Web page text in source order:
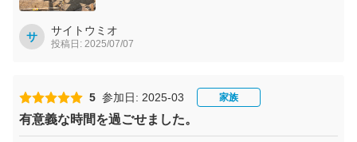
サ サイトウミオ
投稿日: 2025/07/07
5 参加日: 2025-03 家族
有意義な時間を過ごせました。